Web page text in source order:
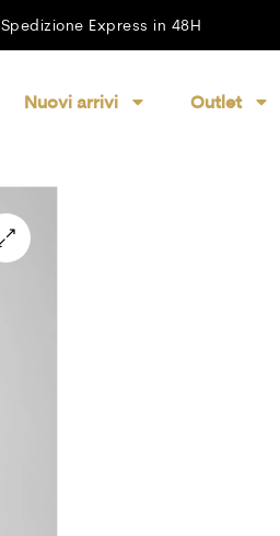
Spedizione Express in 48H
Nuovi arrivi Outlet